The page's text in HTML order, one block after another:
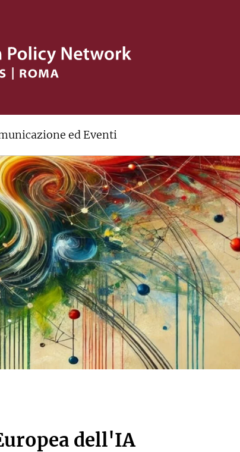
ed Eventi
dell'IA